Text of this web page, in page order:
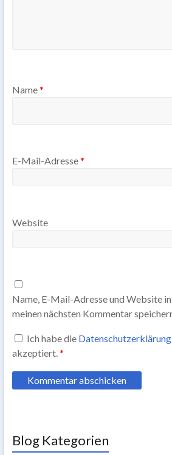
Name*
E-Mail-Adresse*
Website
Name, E-Mail-Adresse und Website
meinen nächsten Kommentar
Ich habe die Datenschutzerklärung
akzeptiert.*
Blog Kategorien